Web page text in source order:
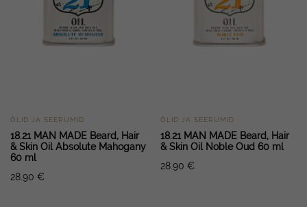
ÕLID JA SEERUMID
18.21 MAN MADE Beard, Hair
& Skin Oil Absolute Mahogany
60 ml
28.90 €
ÕLID JA SEERUMID
18.21 MAN MADE Beard, Hair
& Skin Oil Noble Oud 60 ml
28.90 €